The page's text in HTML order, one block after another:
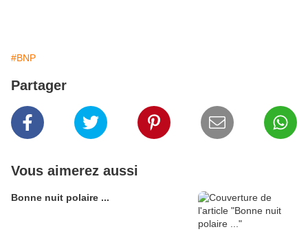
#BNP
Partager
Vous aimerez aussi
Bonne nuit polaire ...